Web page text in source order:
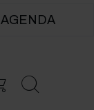
AGENDA